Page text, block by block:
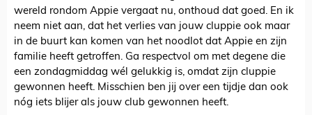
wereld rondom Appie vergaat nu, onthoud dat goed. En ik
neem niet aan, dat het verlies van jouw cluppie ook maar
in de buurt kan komen van het noodlot dat Appie en zijn
familie heeft getroffen. Ga respectvol om met degene die
een zondagmiddag wél gelukkig is, omdat zijn cluppie
gewonnen heeft. Misschien ben jij over een tijdje dan ook
nóg iets blijer als jouw club gewonnen heeft.